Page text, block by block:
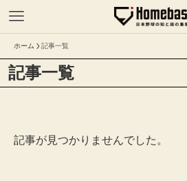
ホーム 記事一覧
記事一覧
記事が見つかりませんでした。